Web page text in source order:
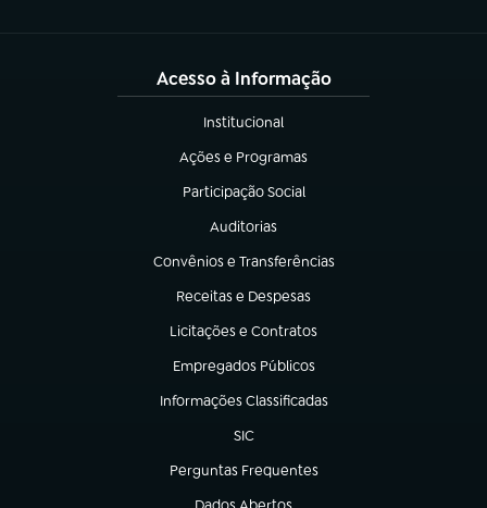
Acesso à Informação
Institucional
(abre em nova aba)
Ações e Programas
(abre em nova aba)
Participação Social
(abre em nova aba)
Auditorias
(abre em nova aba)
Convênios e Transferências
(abre em nova aba)
Receitas e Despesas
(abre em nova aba)
Licitações e Contratos
(abre em nova aba)
Empregados Públicos
(abre em nova aba)
Informações Classificadas
(abre em nova aba)
SIC
(abre em nova aba)
Perguntas Frequentes
(abre em nova aba)